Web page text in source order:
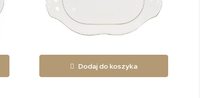
Dodaj do koszyka